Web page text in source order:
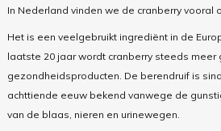
In Nederland vinden we de cranberry vooral
Het is een veelgebruikt ingrediënt in de
laatste 20 jaar wordt cranberry steeds meer
gezondheidsproducten. De berendruif is
achttiende eeuw bekend vanwege de
van de blaas, nieren en urinewegen.